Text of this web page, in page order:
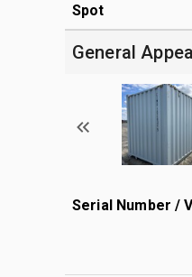
Spot
General
Serial Number /